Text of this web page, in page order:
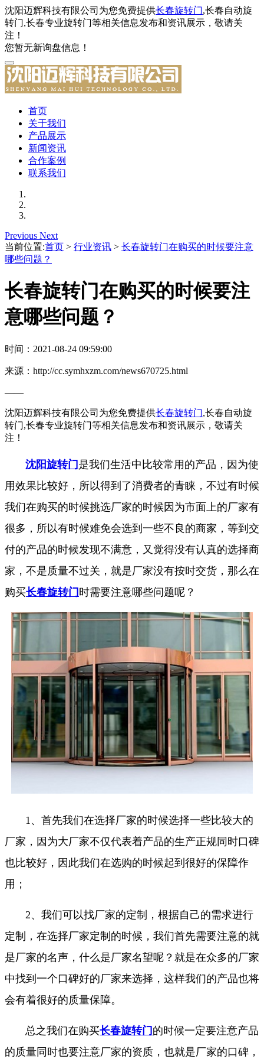
沈阳迈辉科技有限公司为您免费提供长春旋转门,长春自动旋
转门,长春专业旋转门等相关信息发布和资讯展示，敬请关
注！
您暂无新询盘信息！
首页
关于我们
产品展示
新闻资讯
合作案例
联系我们
Previous Next
当前位置:首页 > 行业资讯 > 长春旋转门在购买的时候要注意
哪些问题？
长春旋转门在购买的时候要注
意哪些问题？
时间：2021-08-24 09:59:00
来源：http://cc.symhxzm.com/news670725.html
——
沈阳迈辉科技有限公司为您免费提供长春旋转门,长春自动旋
转门,长春专业旋转门等相关信息发布和资讯展示，敬请关
注！
沈阳旋转门是我们生活中比较常用的产品，因为使
用效果比较好，所以得到了消费者的青睐，不过有时候
我们在购买的时候挑选厂家的时候因为市面上的厂家有
很多，所以有时候难免会选到一些不良的商家，等到交
付的产品的时候发现不满意，又觉得没有认真的选择商
家，不是质量不过关，就是厂家没有按时交货，那么在
购买长春旋转门时需要注意哪些问题呢？
1、首先我们在选择厂家的时候选择一些比较大的
厂家，因为大厂家不仅代表着产品的生产正规同时口碑
也比较好，因此我们在选购的时候起到很好的保障作
用；
2、我们可以找厂家的定制，根据自己的需求进行
定制，在选择厂家定制的时候，我们首先需要注意的就
是厂家的名声，什么是厂家名望呢？就是在众多的厂家
中找到一个口碑好的厂家来选择，这样我们的产品也将
会有着很好的质量保障。
总之我们在购买长春旋转门的时候一定要注意产品
的质量同时也要注意厂家的资质，也就是厂家的口碑，